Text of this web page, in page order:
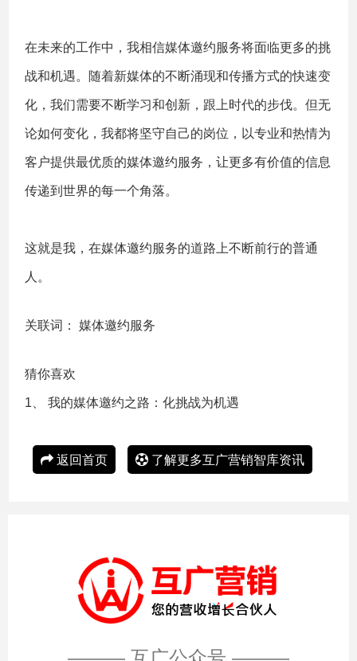
在未来的工作中，我相信媒体邀约服务将面临更多的挑
战和机遇。随着新媒体的不断涌现和传播方式的快速变
化，我们需要不断学习和创新，跟上时代的步伐。但无
论如何变化，我都将坚守自己的岗位，以专业和热情为
客户提供最优质的媒体邀约服务，让更多有价值的信息
传递到世界的每一个角落。
这就是我，在媒体邀约服务的道路上不断前行的普通
人。
关联词： 媒体邀约服务
猜你喜欢
1、 我的媒体邀约之路：化挑战为机遇
返回首页 了解更多互广营销智库资讯